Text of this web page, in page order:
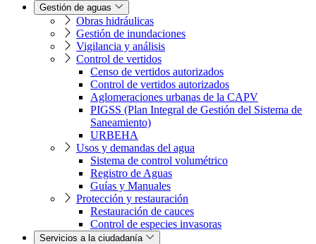
Gestión de aguas
Obras hidráulicas
Gestión de inundaciones
Vigilancia y análisis
Control de vertidos
Censo de vertidos autorizados
Control de vertidos autorizados
Aglomeraciones urbanas de la CAPV
PIGSS (Plan Integral de Gestión del Sistema de
Saneamiento)
URBEHA
Usos y demandas del agua
Sistema de control volumétrico
Registro de Aguas
Guías y Manuales
Protección y restauración
Restauración de cauces
Control de especies invasoras
Servicios a la ciudadanía